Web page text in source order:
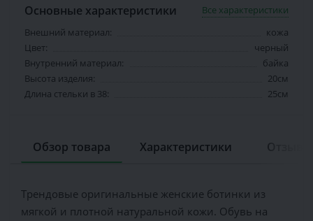
Основные характеристики
Все характеристики
Внешний материал:
кожа
Цвет:
черный
Внутренний материал:
байка
Высота изделия:
20см
Длина стельки в 38:
25см
Обзор товара Характеристики
Трендовые оригинальные женские ботинки из
мягкой и плотной натуральной кожи. Обувь на